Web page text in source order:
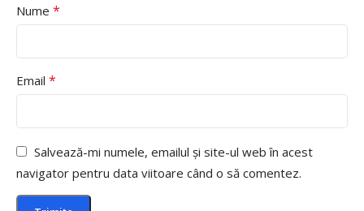
Nume *
Email *
Salvează-mi numele, emailul și site-ul web în acest
navigator pentru data viitoare când o să comentez.